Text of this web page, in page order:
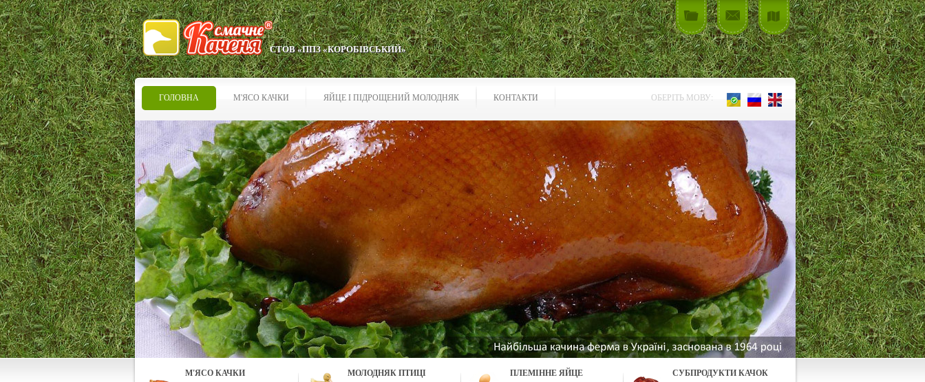
СТОВ «ППЗ «КОРОБІВСЬКИЙ»
ГОЛОВНА М'ЯСО КАЧКИ ЯЙЦЕ І ПІДРОЩЕНИЙ МОЛОДНЯК КОНТАКТИ ОБЕРІТЬ МОВУ:
М'ЯСО КАЧКИ МОЛОДНЯК ПТИЦІ ПЛЕМІННЕ ЯЙЦЕ СУБПРОДУКТИ КАЧОК